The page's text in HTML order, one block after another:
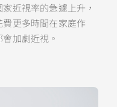
近視率的急遽上升，
更多時間在家庭作
加劇近視。